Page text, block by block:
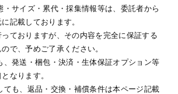
サイズ・累代・採集情報等は、委託者から
記載しております。
ておりますが、その内容を完全に保証する
で、予めご了承ください。
発送・梱包・決済・生体保証オプション等
なります。
も、返品・交換・補償条件は本ページ記載